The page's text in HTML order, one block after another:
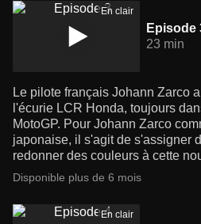
En clair
Episode
23 min
Le pilote français Johann Zarco
l'écurie LCR Honda, toujours
MotoGP. Pour Johann Zarco
japonaise, il s'agit de s'assigner
redonner des couleurs à cette
Disponible plus de 6 mois
En clair